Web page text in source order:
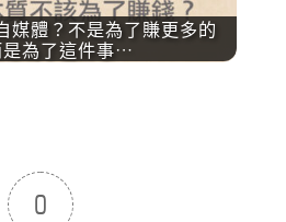
媒體？不是為了賺更多的
為了這件事…
0